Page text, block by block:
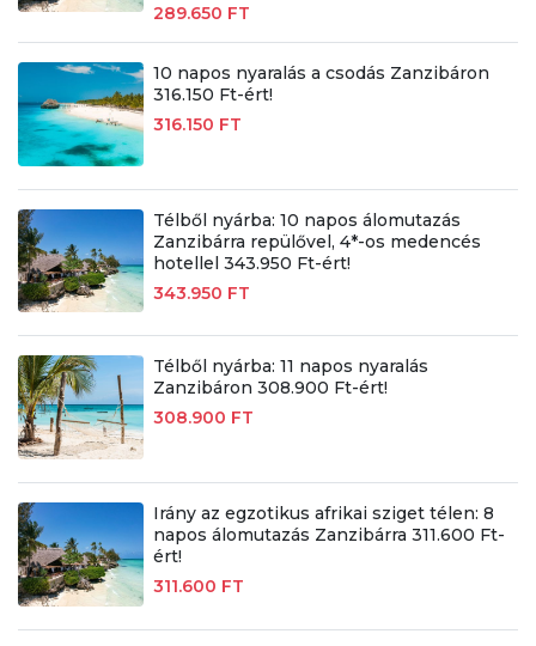
289.650 FT
10 napos nyaralás a csodás Zanzibáron
316.150 Ft-ért!
316.150 FT
Télből nyárba: 10 napos álomutazás
Zanzibárra repülővel, 4*-os medencés
hotellel 343.950 Ft-ért!
343.950 FT
Télből nyárba: 11 napos nyaralás
Zanzibáron 308.900 Ft-ért!
308.900 FT
Irány az egzotikus afrikai sziget télen: 8
napos álomutazás Zanzibárra 311.600 Ft-
ért!
311.600 FT